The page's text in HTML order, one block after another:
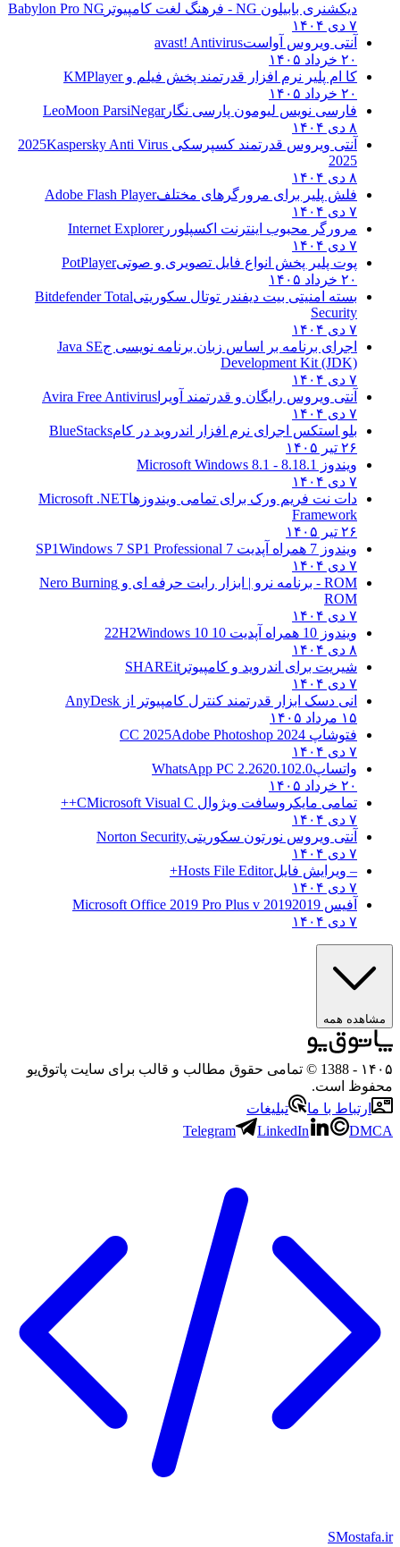
دیکشنری بابیلون NG - فرهنگ لغت کامپیوتر
Babylon Pro NG
۷ دی ۱۴۰۴
آنتی ویروس آواستavast! Antivirus
۲۰ خرداد ۱۴۰۵
کا ام پلیر نرم افزار قدرتمند پخش فیلم وKMPlayer
۲۰ خرداد ۱۴۰۵
فارسی نویس لیومون پارسی نگارLeoMoon ParsiNegar
۸ دی ۱۴۰۴
آنتی ویروس قدرتمند کسپرسکی 2025 Kaspersky Anti Virus
2025
۸ دی ۱۴۰۴
فلش پلیر برای مرورگرهای مختلفAdobe Flash Player
۷ دی ۱۴۰۴
مرورگر محبوب اینترنت اکسپلوررInternet Explorer
۷ دی ۱۴۰۴
پوت پلیر پخش انواع فایل تصویری و صوتیPotPlayer
۲۰ خرداد ۱۴۰۵
بسته امنیتی بیت دیفندر توتال سکوریتیBitdefender Total
Security
۷ دی ۱۴۰۴
اجرای برنامه بر اساس زبان برنامه نویسی جJava SE
Development Kit (JDK)
۷ دی ۱۴۰۴
آنتی ویروس رایگان و قدرتمند آویرا Avira Free Antivirus
۷ دی ۱۴۰۴
بلو استکس اجرای نرم افزار اندروید در کامBlueStacks
۲۶ تیر ۱۴۰۵
ویندوز 8.1
8.1 - Microsoft Windows 8.1
۷ دی ۱۴۰۴
دات نت فریم ورک برای تمامی ویندوزهاMicrosoft .NET
Framework
۲۶ تیر ۱۴۰۵
ویندوز 7 همراه آپدیت 7 SP1
Windows 7 SP1 Professional
۷ دی ۱۴۰۴
ROM - برنامه نرو | ابزار رایت حرفه ای و
Nero Burning
ROM
۷ دی ۱۴۰۴
ویندوز 10 همراه آپدیت 10 22H2
Windows 10
۸ دی ۱۴۰۴
شیریت برای اندروید و کامپیوتر SHAREit
۷ دی ۱۴۰۴
انی دسک ابزار قدرتمند کنترل کامپیوتر از AnyDesk
۱۵ مرداد ۱۴۰۵
فتوشاپ CC 2025 Adobe Photoshop 2024
۷ دی ۱۴۰۴
واتساپWhatsApp PC 2.2620.102.0
۲۰ خرداد ۱۴۰۵
تمامی مایکروسافت ویژوال C Microsoft Visual C++
۷ دی ۱۴۰۴
آنتی ویروس نورتون سکوریتیNorton Security
۷ دی ۱۴۰۴
– ویرایش فایلHosts File Editor+
۷ دی ۱۴۰۴
آفیس 2019 2019 Microsoft Office 2019 Pro Plus v
۷ دی ۱۴۰۴
مشاهده همه
۱۴۰۵
- 1388 © تمامی حقوق مطالب و قالب برای سایت پاتوق‌یو
محفوظ است.
ارتباط با ما
تبلیغات
Telegram
LinkedIn DMCA
SMostafa.ir